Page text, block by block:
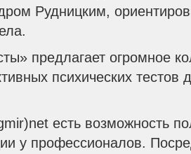
Рудницким,
предлагает огромное
психических тестов
есть возможность
у профессионалов.